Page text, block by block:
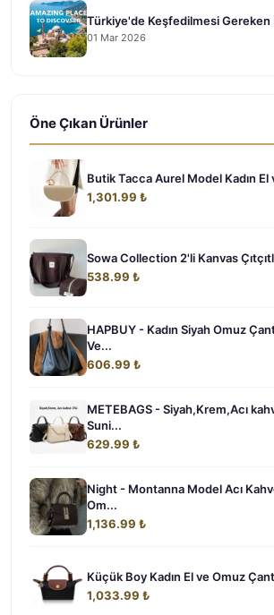
Türkiye'de Keşfedilmesi Gereken
01 Mar 2026
Öne Çıkan Ürünler
Butik Tacca Aurel Model Kadın El
1,301.99 ₺
Sowa Collection 2'li Kanvas
538.99 ₺
HAPBUY - Kadın Siyah Omuz
Ve...
606.99 ₺
METEBAGS - Siyah,Krem,Acı
Suni...
629.99 ₺
Night - Montanna Model Acı
Om...
1,136.99 ₺
Küçük Boy Kadın El ve Omuz
1,033.99 ₺